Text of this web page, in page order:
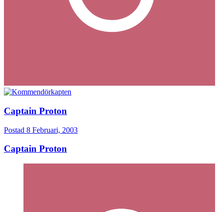
Captain Proton
Postad 8 Februari, 2003
Captain Proton